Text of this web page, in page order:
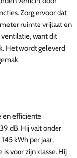
Zorg ervoor dat
ruimte vrijlaat en
want dit
Het wordt geleverd
en efficiënte
dB. Hij valt onder
kWh per jaar,
voor zijn klasse. Hij